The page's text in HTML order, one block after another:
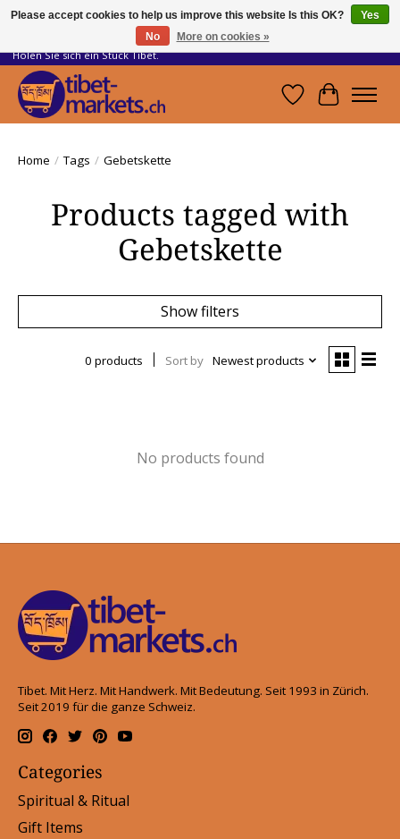
Handwerkskunst vom Dach der Welt.
Holen Sie sich ein Stück Tibet.
WishlistCart
Home / Tags / Gebetskette
Products tagged with
Gebetskette
Show filters
0 products Sort by Newest products
No products found
Tibet. Mit Herz. Mit Handwerk. Mit Bedeutung. Seit 1993 in Zürich.
Seit 2019 für die ganze Schweiz.
Categories
Spiritual & Ritual
Gift Items
Please accept cookies to help us improve this website Is this OK?
Yes
No
More on cookies »